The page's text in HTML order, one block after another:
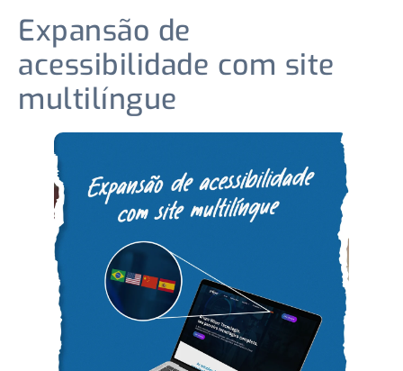
Expansão de
acessibilidade com site
multilíngue